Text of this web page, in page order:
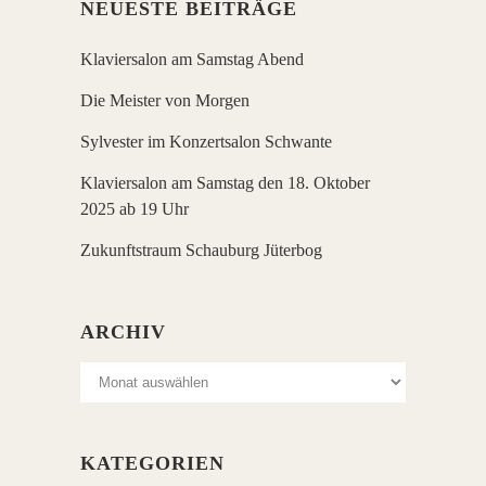
NEUESTE BEITRÄGE
Klaviersalon am Samstag Abend
Die Meister von Morgen
Sylvester im Konzertsalon Schwante
Klaviersalon am Samstag den 18. Oktober
2025 ab 19 Uhr
Zukunftstraum Schauburg Jüterbog
ARCHIV
Archiv
KATEGORIEN